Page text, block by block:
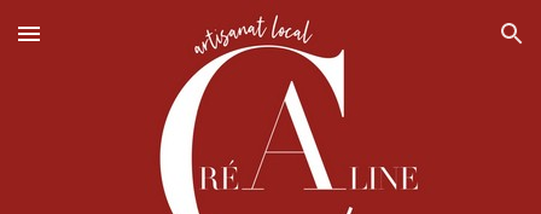
Skip to main content Skip to navigation